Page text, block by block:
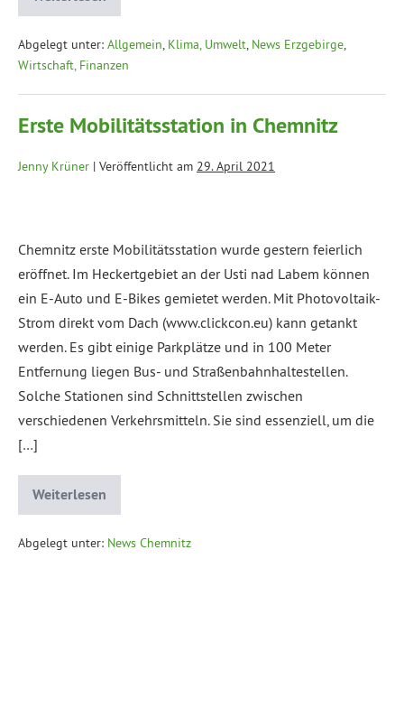
Abgelegt unter: Allgemein, Klima, Umwelt, News Erzgebirge,
Wirtschaft, Finanzen
Erste Mobilitätsstation in Chemnitz
Jenny Krüner | Veröffentlicht am 29. April 2021
Chemnitz erste Mobilitätsstation wurde gestern feierlich
eröffnet. Im Heckertgebiet an der Usti nad Labem können
ein E-Auto und E-Bikes gemietet werden. Mit Photovoltaik-
Strom direkt vom Dach (www.clickcon.eu) kann getankt
werden. Es gibt einige Parkplätze und in 100 Meter
Entfernung liegen Bus- und Straßenbahnhaltestellen.
Solche Stationen sind Schnittstellen zwischen
verschiedenen Verkehrsmitteln. Sie sind essenziell, um die
[…]
Weiterlesen
Abgelegt unter: News Chemnitz